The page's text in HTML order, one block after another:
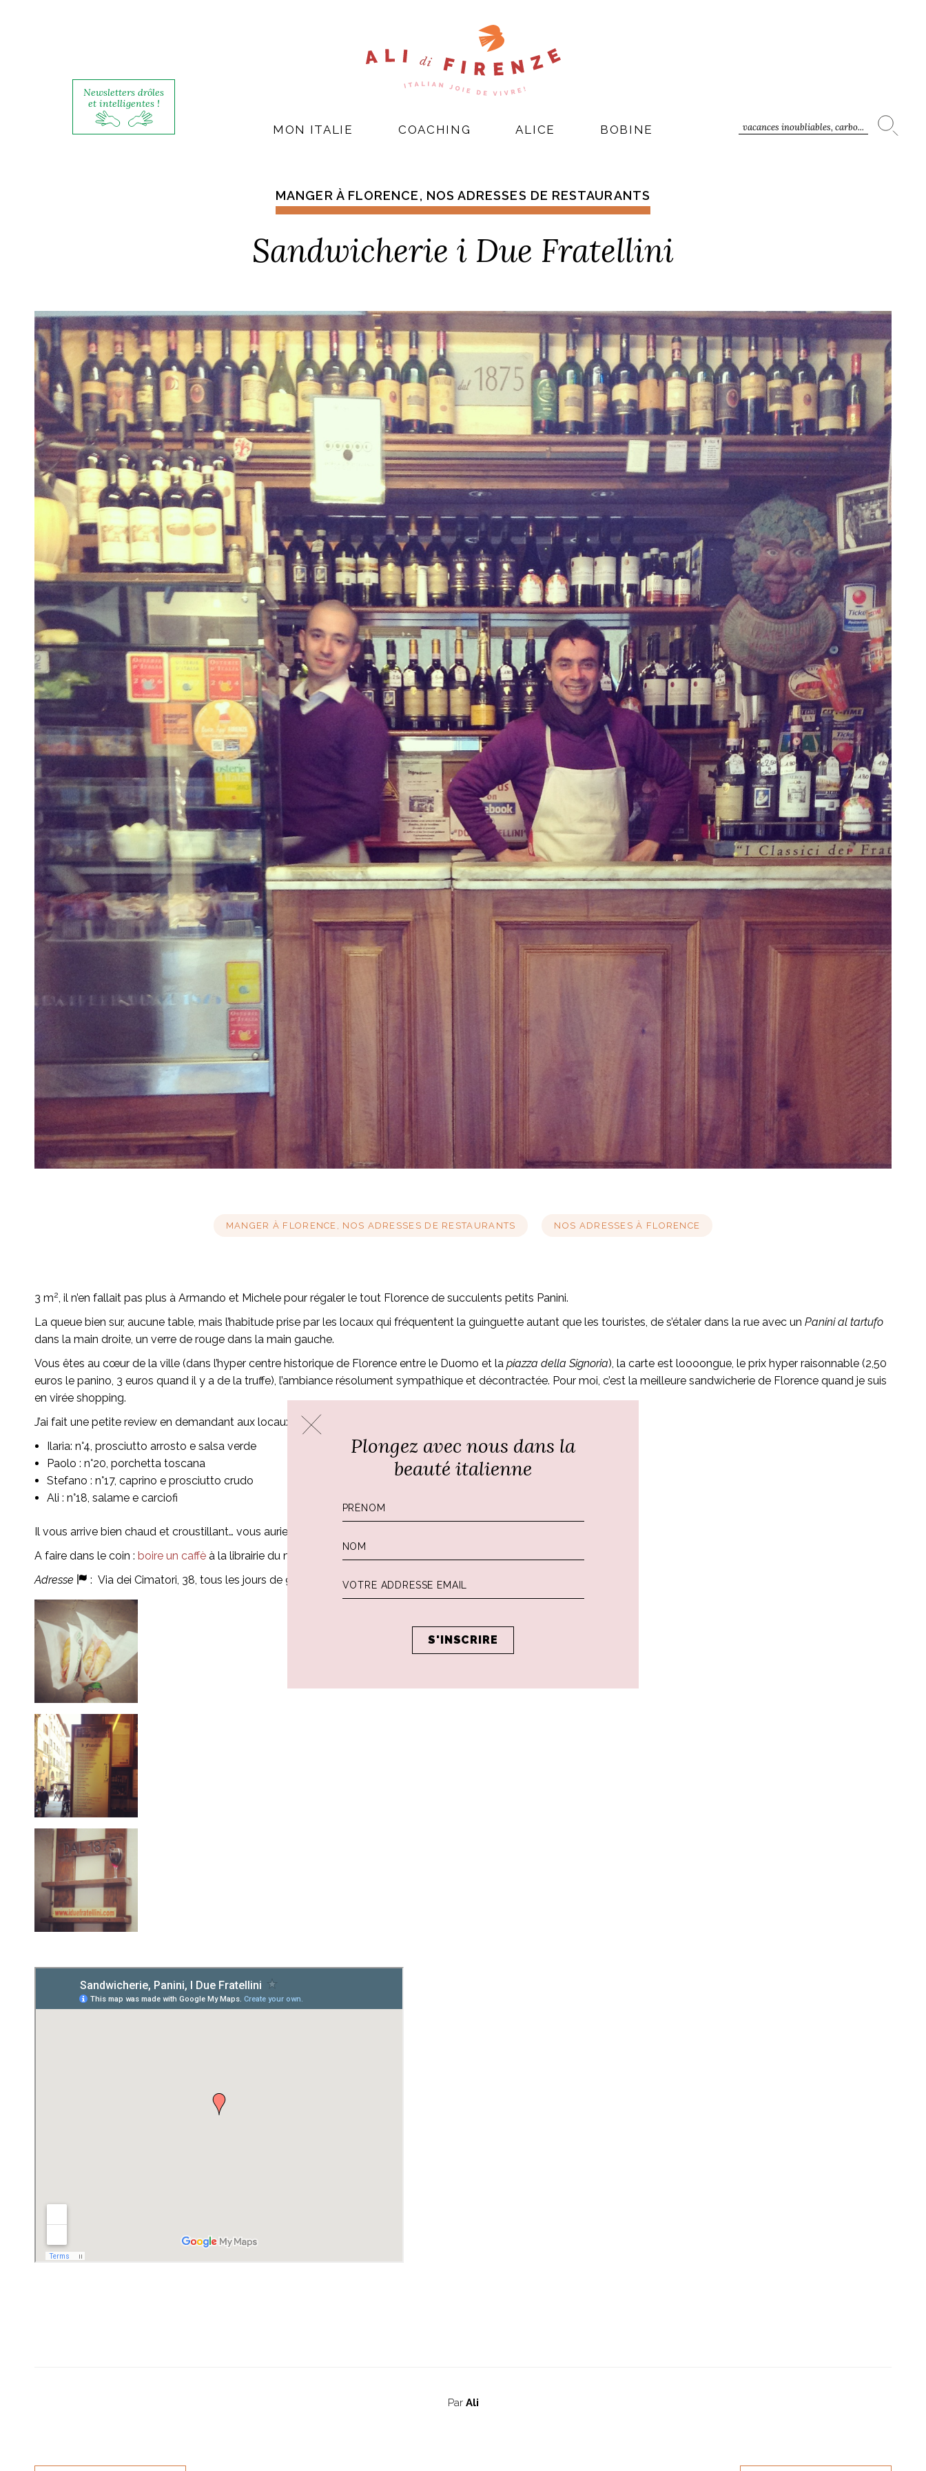
Newsletters drôles
et intelligentes !
vacances inoubliables, carbo...
MON ITALIE COACHING ALICE BOBINE
MANGER À FLORENCE, NOS ADRESSES DE RESTAURANTS
Sandwicherie i Due Fratellini
MANGER À FLORENCE, NOS ADRESSES DE RESTAURANTS NOS ADRESSES À FLORENCE
3 m2, il n’en fallait pas plus à Armando et Michele pour régaler le tout Florence de succulents petits Panini.
La queue bien sur, aucune table, mais l’habitude prise par les locaux qui fréquentent la guinguette autant que les touristes, de s’étaler dans la rue avec un Panini al tartufo
dans la main droite, un verre de rouge dans la main gauche.
Vous êtes au cœur de la ville (dans l’hyper centre historique de Florence entre le Duomo et la piazza della Signoria), la carte est loooongue, le prix hyper raisonnable (2,50
euros le panino, 3 euros quand il y a de la truffe), l’ambiance résolument sympathique et décontractée. Pour moi, c’est la meilleure sandwicherie de Florence quand je suis
en virée shopping.
J’ai fait une petite review en demandant aux locaux leur panino préféré :
Ilaria: n°4, prosciutto arrosto e salsa verde
Paolo : n°20, porchetta toscana
Stefano : n°17, caprino e prosciutto crudo
Ali : n°18, salame e carciofi
Il vous arrive bien chaud et croustillant… vous auriez raison d’y déjeuner tous les midis.
A faire dans le coin : boire un caffè à la librairie du musée Gucci.
Adresse
: Via dei Cimatori, 38, tous les jours de 9h à 19h
Par Ali
Plongez avec nous dans la
beauté italienne